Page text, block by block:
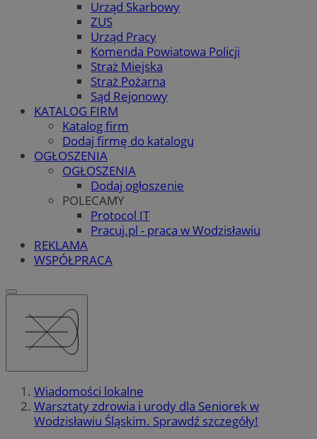
Urząd Skarbowy
ZUS
Urząd Pracy
Komenda Powiatowa Policji
Straż Miejska
Straż Pożarna
Sąd Rejonowy
KATALOG FIRM
Katalog firm
Dodaj firmę do katalogu
OGŁOSZENIA
OGŁOSZENIA
Dodaj ogłoszenie
POLECAMY
Protocol IT
Pracuj.pl - praca w Wodzisławiu
REKLAMA
WSPÓŁPRACA
Wiadomości lokalne
Warsztaty zdrowia i urody dla Seniorek w
Wodzisławiu Śląskim. Sprawdź szczegóły!